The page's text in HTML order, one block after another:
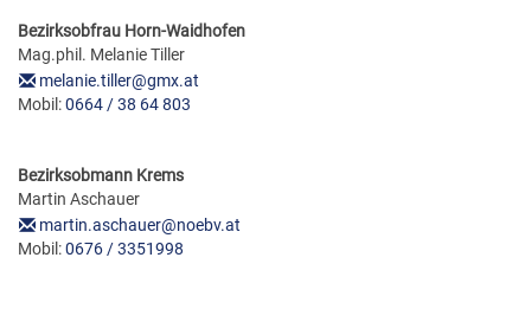
Bezirksobfrau Horn-Waidhofen
Mag.phil. Melanie Tiller
melanie.tiller@gmx.at
Mobil:0664 / 38 64 803
Bezirksobmann Krems
Martin Aschauer
martin.aschauer@noebv.at
Mobil:0676 / 3351998